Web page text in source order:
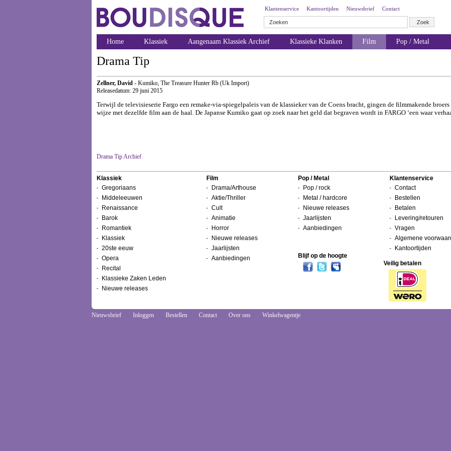
Klantenservice Kantoortijden Nieuwsbrief Contact
Home Klassiek Aangenaam Klassiek Archief Klassieke Klanken Film Pop / Metal
Drama Tip
Zellner, David - Kumiko, The Treasure Hunter Rb (Uk Import)
Releasedatum: 29 juni 2015
Terwijl de televisieserie Fargo een remake-via-spiegelpaleis van de klassieker van de Coens bracht, gingen de filmmakende
wijze met dezelfde film aan de haal. De Japanse Kumiko gaat op zoek naar het geld dat begraven wordt in FARGO ‘een waar
Drama Tip Archief
Klassiek
Gregoriaans
Middeleeuwen
Renaissance
Barok
Romantiek
Klassiek
20ste eeuw
Opera
Recital
Klassieke Zaken Leden
Nieuwe releases
Film
Drama/Arthouse
Aktie/Thriller
Cult
Animatie
Horror
Nieuwe releases
Jaarlijsten
Aanbiedingen
Pop / Metal
Pop / rock
Metal / hardcore
Nieuwe releases
Jaarlijsten
Aanbiedingen
Klantenservice
Contact
Bestellen
Betalen
Levering/retouren
Vragen
Algemene
Kantoortijden
Blijf op de hoogte
Veilig betalen
Nieuwsbrief Inloggen Bestellen Contact Over ons Winkelwagentje